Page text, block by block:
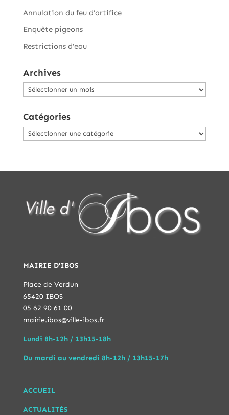
Annulation du feu d’artifice
Enquête pigeons
Restrictions d’eau
Archives
Archives
Catégories
Catégories
MAIRIE D'IBOS
Place de Verdun
65420 IBOS
05 62 90 61 00
mairie.ibos@ville-ibos.fr
Lundi 8h-12h / 13h15-18h
Du mardi au vendredi 8h-12h / 13h15-17h
ACCUEIL
ACTUALITÉS